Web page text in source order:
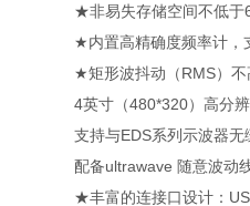
★非易失存储空间不低于
★内置高精确度频率计，
★矩形波抖动（RMS）不
4英寸（480*320）高分
支持与EDS系列示波器无
配备ultrawave 随意波动
★丰富的连接口设计：